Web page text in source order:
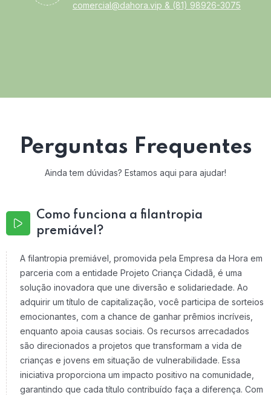
comercial@dahora.vip & (81) 98926-3075
Perguntas Frequentes
Ainda tem dúvidas? Estamos aqui para ajudar!
Como funciona a filantropia
premiável?
A filantropia premiável, promovida pela Empresa da Hora em
parceria com a entidade Projeto Criança Cidadã, é uma
solução inovadora que une diversão e solidariedade. Ao
adquirir um título de capitalização, você participa de sorteios
emocionantes, com a chance de ganhar prêmios incríveis,
enquanto apoia causas sociais. Os recursos arrecadados
são direcionados a projetos que transformam a vida de
crianças e jovens em situação de vulnerabilidade. Essa
iniciativa proporciona um impacto positivo na comunidade,
garantindo que cada título contribuído faça a diferença. Com